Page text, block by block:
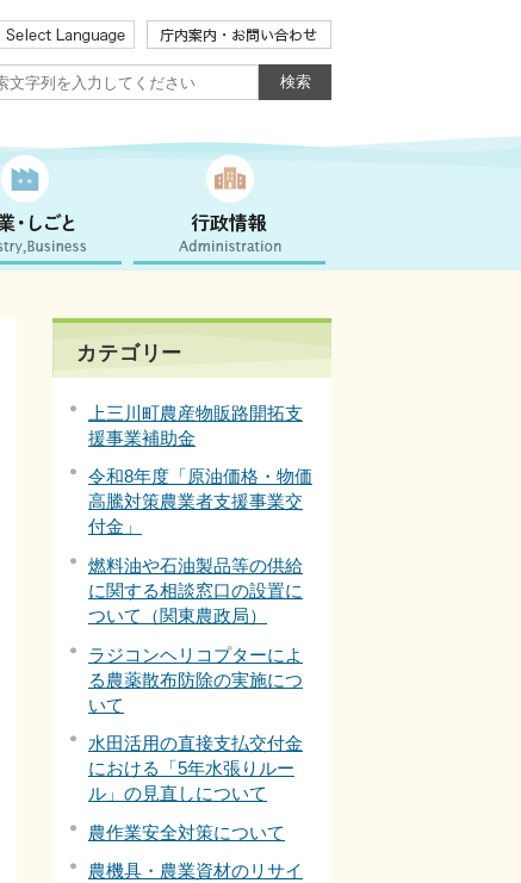
カテゴリー
上三川町農産物販路開拓支
援事業補助金
令和8年度「原油価格・物価
高騰対策農業者支援事業交
付金」
燃料油や石油製品等の供給
に関する相談窓口の設置に
ついて（関東農政局）
ラジコンヘリコプターによ
る農薬散布防除の実施につ
いて
水田活用の直接支払交付金
における「5年水張りルー
ル」の見直しについて
農作業安全対策について
農機具・農業資材のリサイ